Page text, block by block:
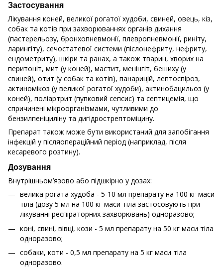
Застосування
Лікування коней, великої рогатої худоби, свиней, овець, кіз,
собак та котів при захворюваннях органів дихання
(пастерельозу, бронхопневмонії, плевропневмонії, риніту,
ларингіту), сечостатевої системи (пієлонефриту, нефриту,
ендометриту), шкіри та ранах, а також тварин, хворих на
перитоніт, мит (у коней), мастит, менінгіт, бешиху (у
свиней), отит (у собак та котів), панарицій, лептоспіроз,
актиномікоз (у великої рогатої худоби), актинобацильоз (у
коней), поліартрит (пупковий сепсис) та септицемія, що
спричинені мікроорганізмами, чутливими до
бензилпеніциліну та дигідрострептоміцину.
Препарат також може бути використаний для запобігання
інфекцій у післяопераційний період (наприклад, після
кесаревого розтину).
Дозування
Внутрішньом’язово або підшкірно у дозах:
велика рогата худоба - 5-10 мл препарату на 100 кг маси
тіла (дозу 5 мл на 100 кг маси тіла застосовують при
лікуванні респіраторних захворювань) одноразово;
коні, свині, вівці, кози - 5 мл препарату на 50 кг маси тіла
одноразово;
собаки, коти - 0,5 мл препарату на 5 кг маси тіла
одноразово.